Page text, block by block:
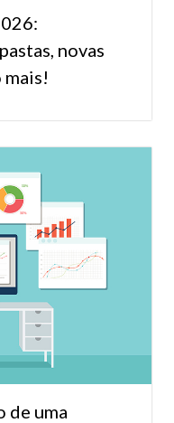
novas
mais!
de uma